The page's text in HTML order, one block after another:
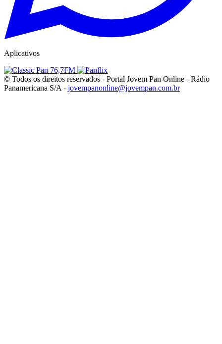
Aplicativos
© Todos os direitos reservados - Portal Jovem Pan Online - Rádio
Panamericana S/A - jovempanonline@jovempan.com.br